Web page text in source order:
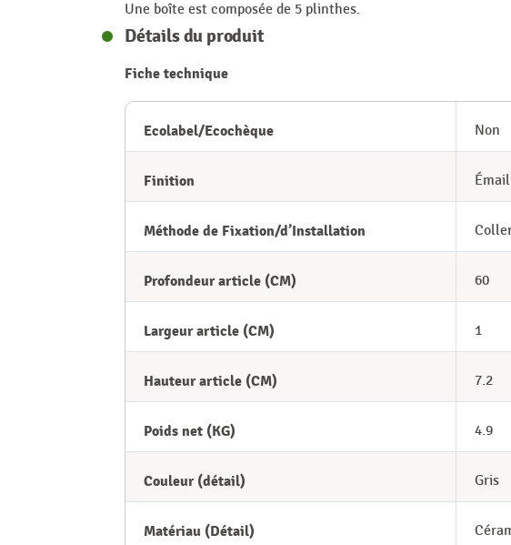
Une boîte est composée de 5 plinthes.
Détails du produit
Fiche technique
Ecolabel/Ecochèque Non
Finition
Méthode de Fixation/d’Installation
Profondeur article (CM) 60
Largeur article (CM) 1
Hauteur article (CM) 7.2
Poids net (KG) 4.9
Couleur (détail) Gris
Matériau (Détail)